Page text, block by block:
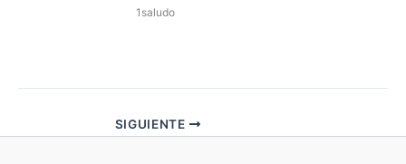
1saludo
SIGUIENTE